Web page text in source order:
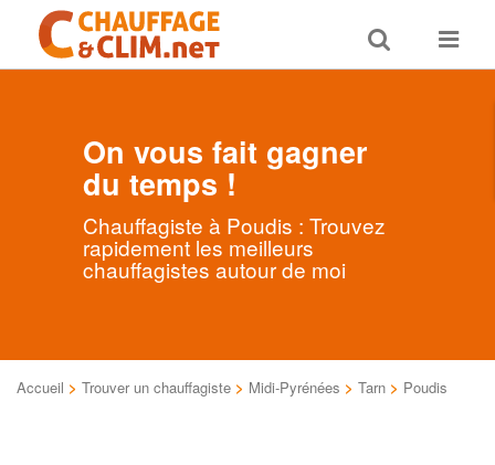
Toggle
search
Toggle
On vous fait gagner
du temps !
Chauffagiste à Poudis : Trouvez
rapidement les meilleurs
chauffagistes autour de moi
Accueil > Trouver un chauffagiste > Midi-Pyrénées > Tarn > Poudis